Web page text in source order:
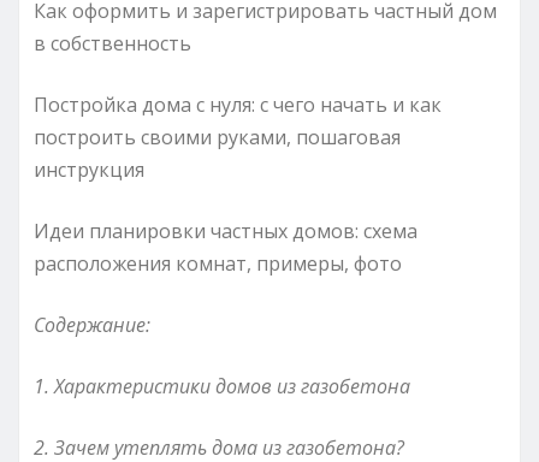
Как оформить и зарегистрировать частный дом
в собственность
Постройка дома с нуля: с чего начать и как
построить своими руками, пошаговая
инструкция
Идеи планировки частных домов: схема
расположения комнат, примеры, фото
Содержание:
1. Характеристики домов из газобетона
2. Зачем утеплять дома из газобетона?